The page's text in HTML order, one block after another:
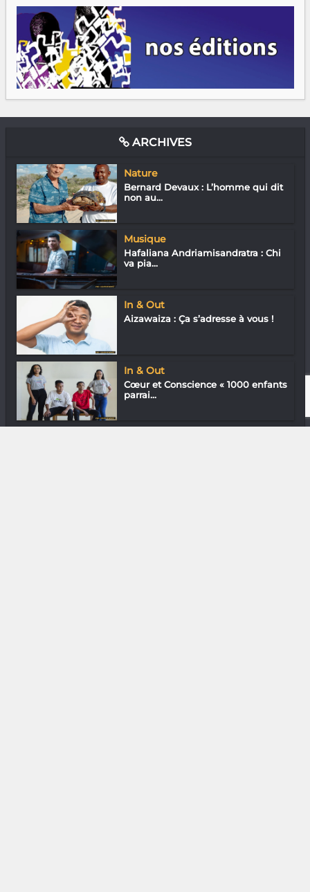
ARCHIVES
Nature
Bernard Devaux : L’homme qui dit
non au...
Musique
Hafaliana Andriamisandratra : Chi
va pia...
In & Out
Aizawaiza : Ça s’adresse à vous !
In & Out
Cœur et Conscience « 1000 enfants
parrai...